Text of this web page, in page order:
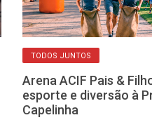
TODOS JUNTOS
Arena ACIF Pais &
esporte e diversão à
Capelinha